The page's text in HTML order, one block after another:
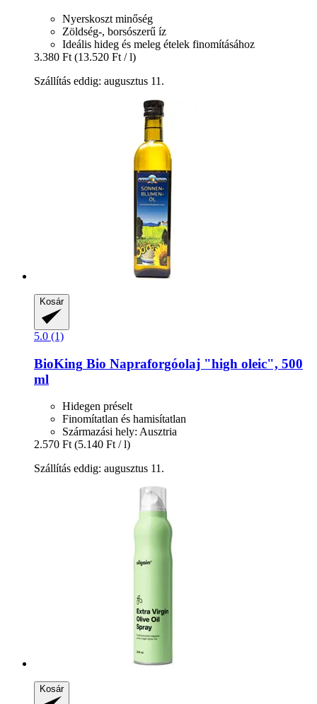
Nyerskoszt minőség
Zöldség-, borsószerű íz
Ideális hideg és meleg ételek finomításához
3.380 Ft (13.520 Ft / l)
Szállítás eddig: augusztus 11.
Kosár
5.0 (1)
BioKing Bio Napraforgóolaj "high oleic", 500
ml
Hidegen préselt
Finomítatlan és hamisítatlan
Származási hely: Ausztria
2.570 Ft (5.140 Ft / l)
Szállítás eddig: augusztus 11.
Kosár